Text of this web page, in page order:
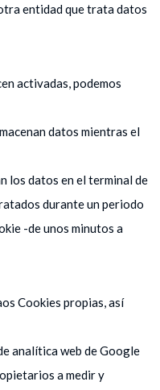
entidad que trata datos
activadas, podemos
datos mientras el
los datos en el terminal de
durante un periodo
-de unos minutos a
Cookies propias, así
analítica web de Google
a medir y